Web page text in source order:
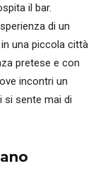
il bar.
di un
una piccola città
pretese e con
incontri un
si sente mai di